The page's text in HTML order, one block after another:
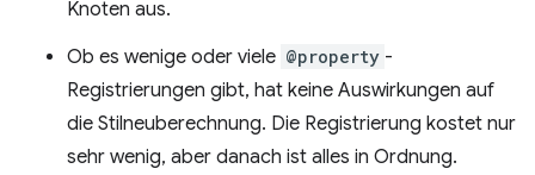
Knoten aus.
Ob es wenige oder viele @property -
Registrierungen gibt, hat keine Auswirkungen auf
die Stilneuberechnung. Die Registrierung kostet nur
sehr wenig, aber danach ist alles in Ordnung.